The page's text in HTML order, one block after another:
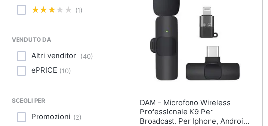
Animali
Libri, cd e dvd
Vedi tutti
(1)
VENDUTO DA
Altri venditori (40)
ePRICE (10)
SCEGLI PER
Promozioni (2)
DAM - Microfono Wireless
Professionale K9 Per
Broadcast. Per Iphone, Android,